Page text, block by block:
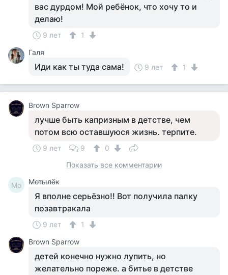
вас дурдом! Мой ребёнок, что хочу то и
делаю!
9 лет
1
Галя
Иди как ты туда сама! 9 лет 1
Brown Sparrow
лучше быть капризным в детстве, чем
потом всю оставшуюся жизнь. терпите.
9 лет 9
0
Показать все комментарии
Мо Мотылёк
Я вполне серьёзно!! Вот получила палку
позавтракала
9 лет
1
Brown Sparrow
детей конечно нужно лупить, но
желательно пореже. а битье в детстве